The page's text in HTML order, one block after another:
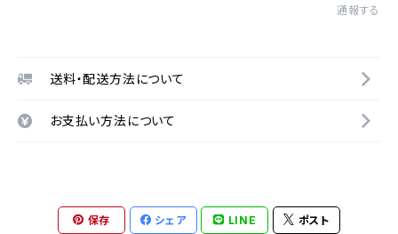
通報する
送料・配送方法について
お支払い方法について
保存 シェア LINE ポスト